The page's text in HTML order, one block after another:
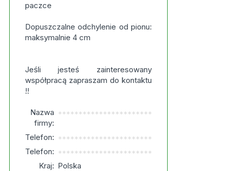
paczce
Dopuszczalne odchylenie od pionu:
maksymalnie 4 cm
Jeśli jesteś zainteresowany
współpracą zapraszam do kontaktu
!!
Nazwa
firmy:
***********************
Telefon: ***********************
Telefon: ***********************
Kraj: Polska